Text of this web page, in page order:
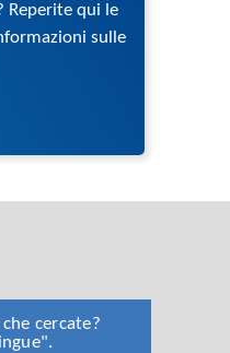
Reperite qui le
sulle
cercate?